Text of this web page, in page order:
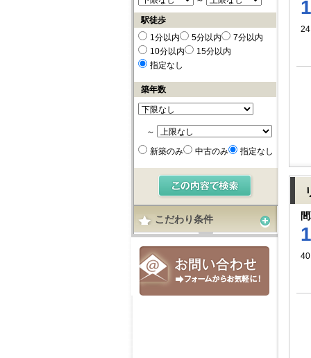
駅徒歩
1分以内
5分以内
7分以内
10分以内
15分以内
指定なし
築年数
～
新築のみ
中古のみ 指定なし
こだわり条件